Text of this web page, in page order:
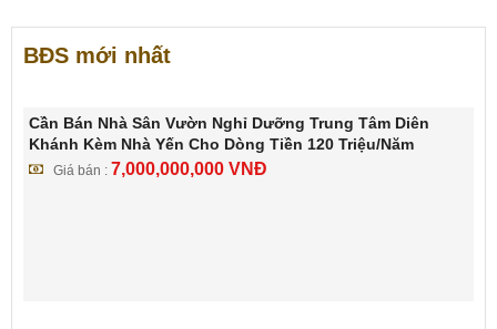
BĐS mới nhất
Cần Bán Nhà Sân Vườn Nghỉ Dưỡng Trung Tâm Diên
Khánh Kèm Nhà Yến Cho Dòng Tiền 120 Triệu/Năm
Giá bán : 7,000,000,000 VNĐ